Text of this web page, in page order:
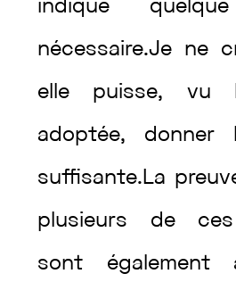
indiqué
nécessaire.Je ne
elle puisse, vu
adoptée, donner
suffisante.La
plusieurs de
sont également